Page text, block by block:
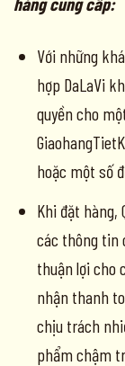
Với những
hợp DaLaVi
quyền cho
hoặc một số
Khi đặt hàng,
các thông tin
thuận lợi cho
nhận thanh
chịu trách
phẩm chậm